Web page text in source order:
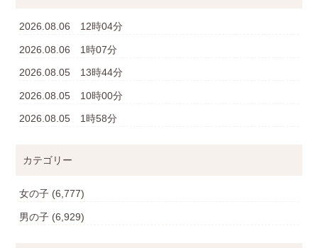
2026.08.06 12時04分
2026.08.06 1時07分
2026.08.05 13時44分
2026.08.05 10時00分
2026.08.05 1時58分
カテゴリー
女の子 (6,777)
男の子 (6,929)